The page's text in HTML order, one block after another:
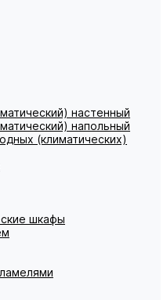
настенный
напольный
(климатических)
шкафы